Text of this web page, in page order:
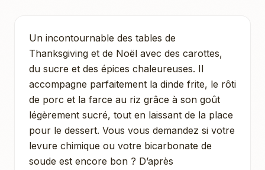
Un incontournable des tables de
Thanksgiving et de Noël avec des carottes,
du sucre et des épices chaleureuses. Il
accompagne parfaitement la dinde frite, le rôti
de porc et la farce au riz grâce à son goût
légèrement sucré, tout en laissant de la place
pour le dessert. Vous vous demandez si votre
levure chimique ou votre bicarbonate de
soude est encore bon ? D’après